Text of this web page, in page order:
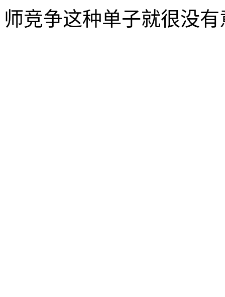
师竞争这种单子就很没